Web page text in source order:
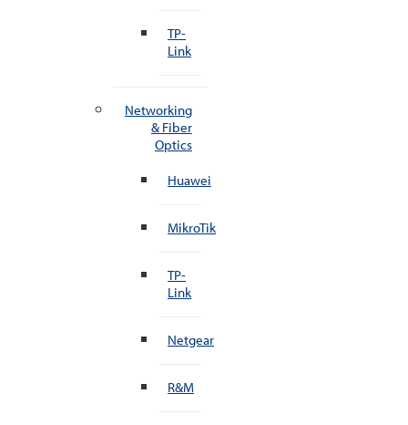
TP-
Link
Networking
& Fiber
Optics
Huawei
MikroTik
TP-
Link
Netgear
R&M